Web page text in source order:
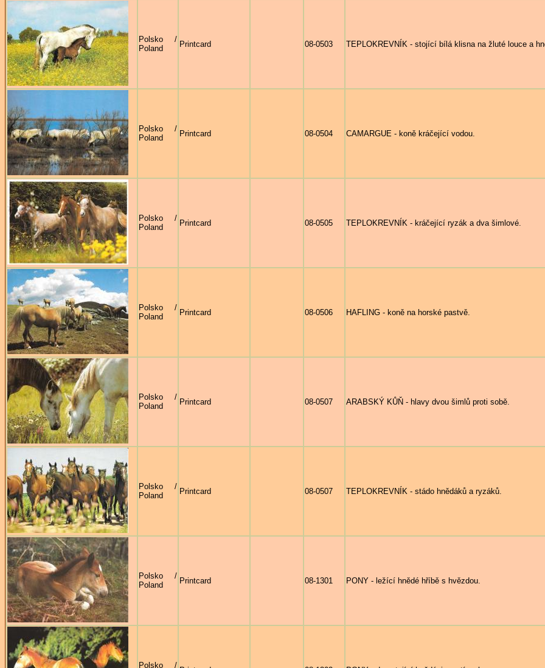
Polsko /
Poland
Printcard 08-0503 TEPLOKREVNÍK - stojící bílá klisna na žluté louce a
Polsko /
Poland
Printcard 08-0504 CAMARGUE - koně kráčející vodou.
Polsko /
Poland
Printcard 08-0505 TEPLOKREVNÍK - kráčející ryzák a dva šimlové.
Polsko /
Poland
Printcard 08-0506 HAFLING - koně na horské pastvě.
Polsko /
Poland
Printcard 08-0507 ARABSKÝ KŮŇ - hlavy dvou šimlů proti sobě.
Polsko /
Poland
Printcard 08-0507 TEPLOKREVNÍK - stádo hnědáků a ryzáků.
Polsko /
Poland
Printcard 08-1301 PONY - ležící hnědé hříbě s hvězdou.
Polsko /